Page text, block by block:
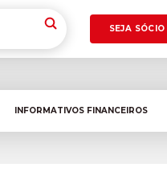
SEJA SÓCIO
INFORMATIVOS FINANCEIROS